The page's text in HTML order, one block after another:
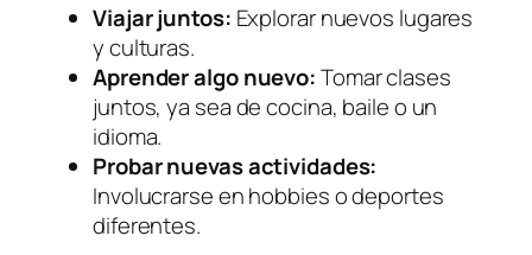
Viajar juntos: Explorar nuevos lugares
y culturas.
Aprender algo nuevo:Tomar clases
juntos, ya sea de cocina, baile o un
idioma.
Probar nuevas actividades:
Involucrarse en hobbies o deportes
diferentes.